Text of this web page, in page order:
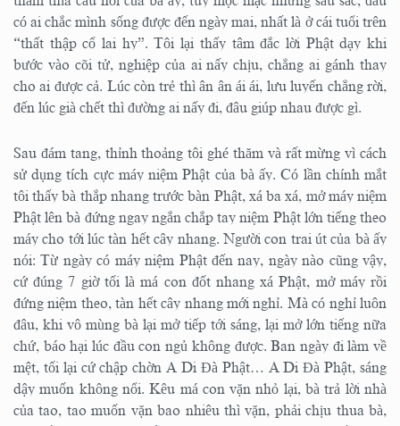
có ai chắc mình sống được đến ngày mai, nhất là ở cái tuổi trên
“thất thập cổ lai hy”. Tôi lại thấy tâm đắc lời Phật dạy khi
bước vào cõi tử, nghiệp của ai nấy chịu, chẳng ai gánh thay
cho ai được cả. Lúc còn trẻ thì ân ân ái ái, lưu luyến chẳng rời,
đến lúc già chết thì đường ai nấy đi, đâu giúp nhau được gì.
Sau đám tang, thỉnh thoảng tôi ghé thăm và rất mừng vì cách
sử dụng tích cực máy niệm Phật của bà ấy. Có lần chính mắt
tôi thấy bà thắp nhang trước bàn Phật, xá ba xá, mở máy niệm
Phật lên bà đứng ngay ngắn chắp tay niệm Phật lớn tiếng theo
máy cho tới lúc tàn hết cây nhang. Người con trai út của bà ấy
nói: Từ ngày có máy niệm Phật đến nay, ngày nào cũng vậy,
cứ đúng 7 giờ tối là má con đốt nhang xá Phật, mở máy rồi
đứng niệm theo, tàn hết cây nhang mới nghỉ. Mà có nghỉ luôn
đâu, khi vô mùng bà lại mở tiếp tới sáng, lại mở lớn tiếng nữa
chứ, báo hại lúc đầu con ngủ không được. Ban ngày đi làm về
mệt, tối lại cứ chập chờn A Di Đà Phật… A Di Đà Phật, sáng
dậy muốn không nổi. Kêu má con vặn nhỏ lại, bà trả lời nhà
của tao, tao muốn vặn bao nhiêu thì vặn, phải chịu thua bà,